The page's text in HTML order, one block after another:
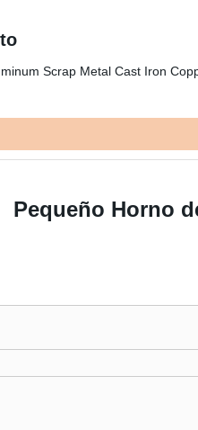
Pequeño Horno